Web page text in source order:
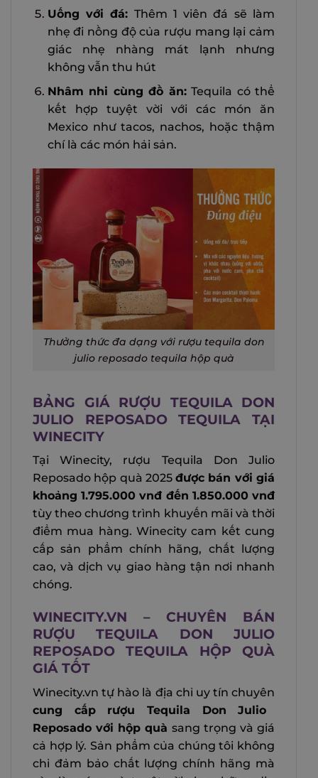
Uống với đá: Thêm 1 viên đá sẽ làm
nhẹ đi nồng độ của rượu mang lại cảm
giác nhẹ nhàng mát lạnh nhưng
không vẫn thu hút
Nhâm nhi cùng đồ ăn:Tequila có thể
kết hợp tuyệt vời với các món ăn
Mexico như tacos, nachos, hoặc thậm
chí là các món hải sản.
Thưởng thức đa dạng với rượu tequila don
julio reposado tequila hộp quà
BẢNG GIÁ RƯỢU TEQUILA DON
JULIO REPOSADO TEQUILA TẠI
WINECITY
Tại Winecity, rượu Tequila Don Julio
Reposado hộp quà 2025được bán với giá
khoảng 1.795.000 vnđ đến 1.850.000 vnđ
tùy theo chương trình khuyến mãi và thời
điểm mua hàng. Winecity cam kết cung
cấp sản phẩm chính hãng, chất lượng
cao, và dịch vụ giao hàng tận nơi nhanh
chóng.
WINECITY.VN – CHUYÊN BÁN
RƯỢU TEQUILA DON JULIO
REPOSADO TEQUILA HỘP QUÀ
GIÁ TỐT
Winecity.vn tự hào là địa chỉ uy tín chuyên
cung cấp rượu Tequila Don Julio
Reposado với hộp quà sang trọng và giá
cả hợp lý. Sản phẩm của chúng tôi không
chỉ đảm bảo chất lượng chính hãng mà